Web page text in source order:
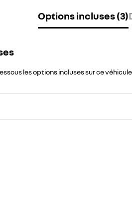
Options incluses (3)
les options incluses sur ce véhicule